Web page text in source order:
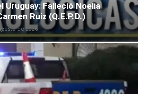
Uruguay: Falleció Noelia
Ruiz (Q.E.P.D.)
de 2026